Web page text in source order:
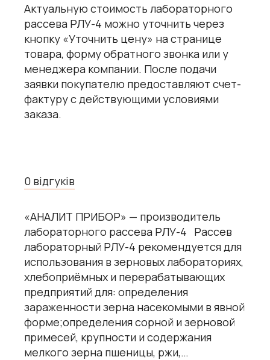
Актуальную стоимость лабораторного
рассева РЛУ-4 можно уточнить через
кнопку «Уточнить цену» на странице
товара, форму обратного звонка или у
менеджера компании. После подачи
заявки покупателю предоставляют счет-
фактуру с действующими условиями
заказа.
0 відгуків
«АНАЛИТ ПРИБОР» — производитель
лабораторного рассева РЛУ-4 Рассев
лабораторный РЛУ-4 рекомендуется для
использования в зерновых лабораториях,
хлебоприёмных и перерабатывающих
предприятий для: определения
зараженности зерна насекомыми в явной
форме;определения сорной и зерновой
примесей, крупности и содержания
мелкого зерна пшеницы, ржи,…